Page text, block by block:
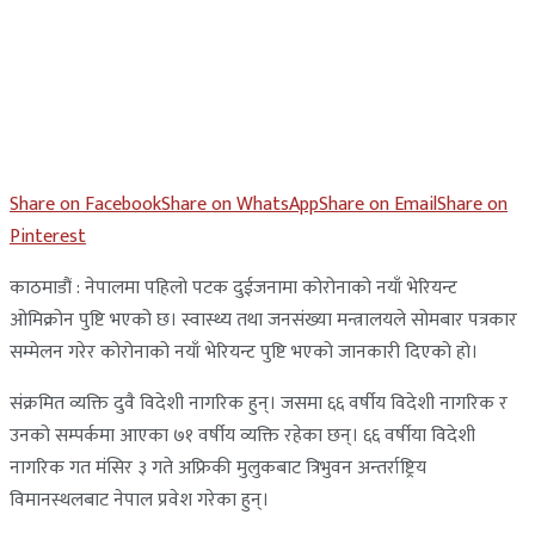
Share on FacebookShare on WhatsAppShare on EmailShare on
Pinterest
काठमाडौं : नेपालमा पहिलो पटक दुईजनामा कोरोनाको नयाँ भेरियन्ट
‌ओमिक्रोन पुष्टि भएको छ। स्वास्थ्य तथा जनसंख्या मन्त्रालयले सोमबार पत्रकार
सम्मेलन गरेर कोरोनाको नयाँ भेरियन्ट पुष्टि भएको जानकारी दिएको हो।
संक्रमित व्यक्ति दुवै विदेशी नागरिक हुन्। जसमा ६६ वर्षीय विदेशी नागरिक र
उनको सम्पर्कमा आएका ७१ वर्षीय व्यक्ति रहेका छन्। ६६ वर्षीया विदेशी
नागरिक गत मंसिर ३ गते अफ्रिकी मुलुकबाट त्रिभुवन अन्तर्राष्ट्रिय
विमानस्थलबाट नेपाल प्रवेश गरेका हुन्।